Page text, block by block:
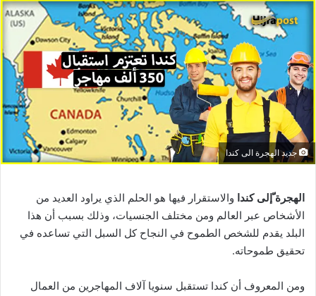
جديد الهجرة الى كندا
الهجرة ّإلى كندا والاستقرار فيها هو الحلم الذي يراود العديد من
الأشخاص عبر العالم ومن مختلف الجنسيات، وذلك بسبب أن هذا
البلد يقدم للشخص الطموح في النجاح كل السبل التي تساعده في
تحقيق طموحاته.
ومن المعروف أن كندا تستقبل سنويا آلاف المهاجرين من العمال